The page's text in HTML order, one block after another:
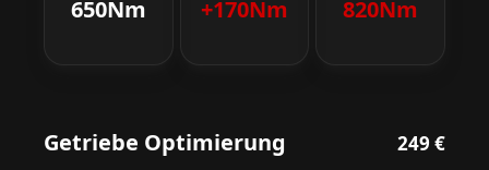
650Nm +170Nm 820Nm
Getriebe Optimierung 249 €